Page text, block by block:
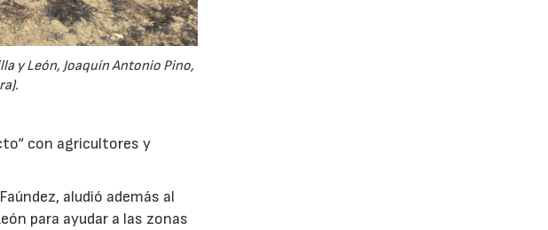
y León, Joaquín Antonio Pino,
con agricultores y
aludió además al
para ayudar a las zonas